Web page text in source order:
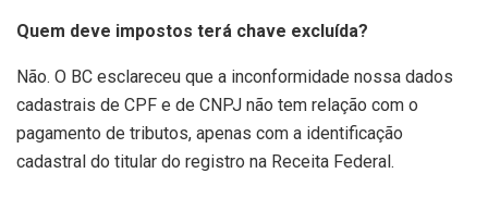
Quem deve impostos terá chave excluída?
Não. O BC esclareceu que a inconformidade nossa dados
cadastrais de CPF e de CNPJ não tem relação com o
pagamento de tributos, apenas com a identificação
cadastral do titular do registro na Receita Federal.